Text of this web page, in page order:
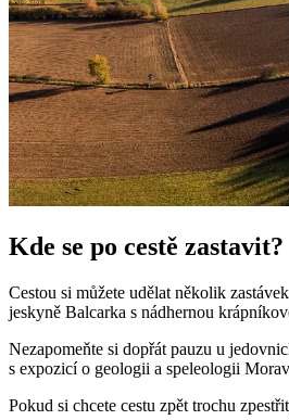
Kde se po cestě zastavit?
Cestou si můžete udělat několik
jeskyně Balcarka s nádhernou
Nezapomeňte si dopřát pauzu u
s expozicí o geologii a speleologii
Pokud si chcete cestu zpět trochu